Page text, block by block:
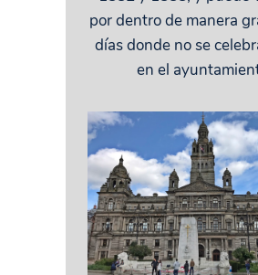
por dentro de manera
días donde no se
en el